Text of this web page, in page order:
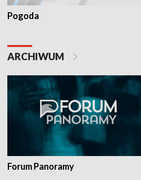
Pogoda
ARCHIWUM
Forum Panoramy